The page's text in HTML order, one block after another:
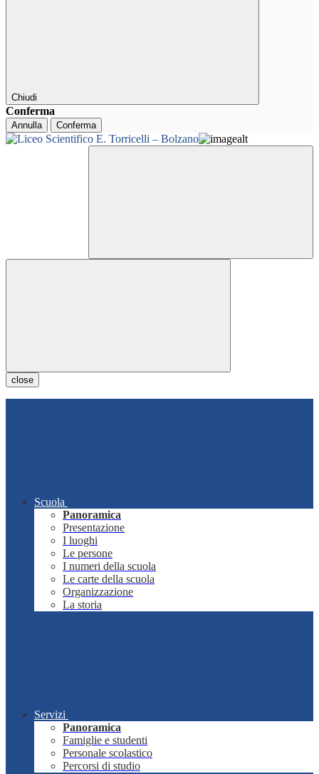
Chiudi
Conferma
Annulla Conferma
close
Scuola
Panoramica
Presentazione
I luoghi
Le persone
I numeri della scuola
Le carte della scuola
Organizzazione
La storia
Servizi
Panoramica
Famiglie e studenti
Personale scolastico
Percorsi di studio